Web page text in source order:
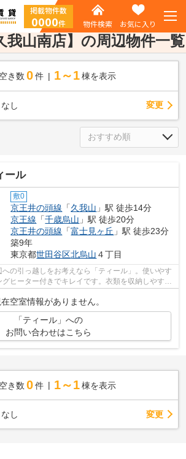
掲載物件数
0000件 物件検索 お気に入り
我山南店】の周辺物件一覧
空き数 0 件 1～1 棟を表示
なし 変更
ール
敷0
京王井の頭線 「久我山 」駅 徒歩14分
京王線 「千歳烏山 」駅 徒歩20分
京王井の頭線 「富士見ヶ丘 」駅 徒歩23分
築9年
東京都世田谷区北烏山 ４丁目
の引っ越しをお考えなら「ティール」。使いやす
ヒーター付きでキレイです。衣類を収納しやすい
空室情報がありません。
「ティール」への
お問い合わせはこちら
空き数 0 件 1～1 棟を表示
なし 変更